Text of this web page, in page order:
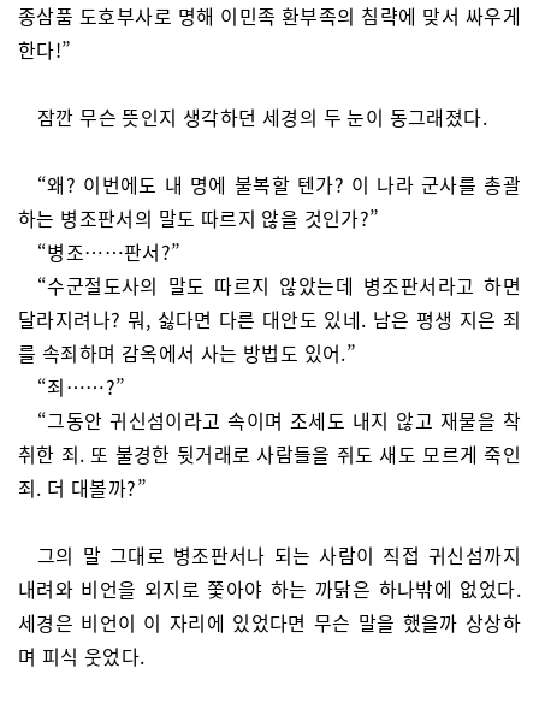
종삼품 도호부사로 명해 이민족 환부족의 침략에 맞서 싸우게
한다!”
잠깐 무슨 뜻인지 생각하던 세경의 두 눈이 동그래졌다.
“왜? 이번에도 내 명에 불복할 텐가? 이 나라 군사를 총괄
하는 병조판서의 말도 따르지 않을 것인가?”
“병조……판서?”
“수군절도사의 말도 따르지 않았는데 병조판서라고 하면
달라지려나? 뭐, 싫다면 다른 대안도 있네. 남은 평생 지은 죄
를 속죄하며 감옥에서 사는 방법도 있어.”
“죄……?”
“그동안 귀신섬이라고 속이며 조세도 내지 않고 재물을 착
취한 죄. 또 불경한 뒷거래로 사람들을 쥐도 새도 모르게 죽인
죄. 더 대볼까?”
그의 말 그대로 병조판서나 되는 사람이 직접 귀신섬까지
내려와 비언을 외지로 쫓아야 하는 까닭은 하나밖에 없었다.
세경은 비언이 이 자리에 있었다면 무슨 말을 했을까 상상하
며 피식 웃었다.